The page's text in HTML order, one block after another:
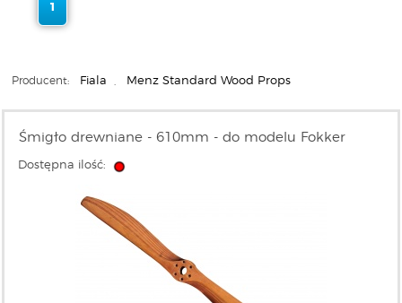
1
Producent: Fiala Menz Standard Wood Props
Śmigło drewniane - 610mm - do modelu Fokker
Dostępna ilość: